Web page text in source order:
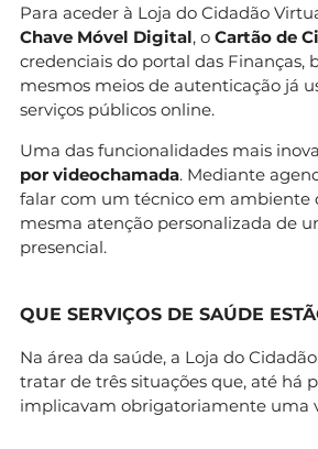
Para aceder à Loja do Cidadão
Chave Móvel Digital, o Cartão de
credenciais do portal das Finanças,
mesmos meios de autenticação já
serviços públicos online.
Uma das funcionalidades mais
por videochamada. Mediante
falar com um técnico em ambiente
mesma atenção personalizada de
presencial.
QUE SERVIÇOS DE SAÚDE
Na área da saúde, a Loja do
tratar de três situações que, até há
implicavam obrigatoriamente uma